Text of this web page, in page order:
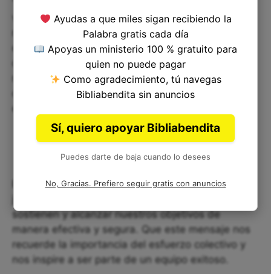
versículo. Este botín podría referirse al éxito y la
recompensa que se obtiene cuando se trabaja en
equipo y se logra una tarea difícil juntos. El autor
quería mostrar que incluso aquellos que parecen
menos capaces, como los cojos, pueden disfrutar
del éxito si trabajan juntos y fortalecen la
estructura.
El versículo de Isaías 33:23 nos invita a trabajar
sostienen y alcanzar nuestros objetivos de
manera efectiva y segura. Que este mensaje nos
recuerde la importancia del esfuerzo colectivo y
nos inspire a ser parte de un equipo exitoso.
Ayudas a que miles sigan recibiendo la
Palabra gratis cada día
Apoyas un ministerio 100 % gratuito para
quien no puede pagar
Como agradecimiento, tú navegas
Bibliabendita sin anuncios
Sí, quiero apoyar Bibliabendita
Puedes darte de baja cuando lo desees
No, Gracias. Prefiero seguir gratis con anuncios